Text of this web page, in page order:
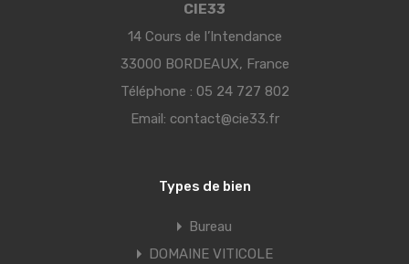
CIE33
14 Cours de l’Intendance
33000 BORDEAUX, France
Téléphone : 05 24 727 802
Email: contact@cie33.fr
Types de bien
Bureau
DOMAINE VITICOLE